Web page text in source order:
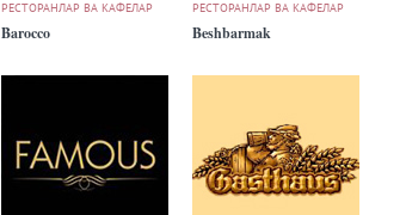
РЕСТОРАНЛАР ВА КАФЕЛАР
Barocco
РЕСТОРАНЛАР ВА КАФЕЛАР
Beshbarmak